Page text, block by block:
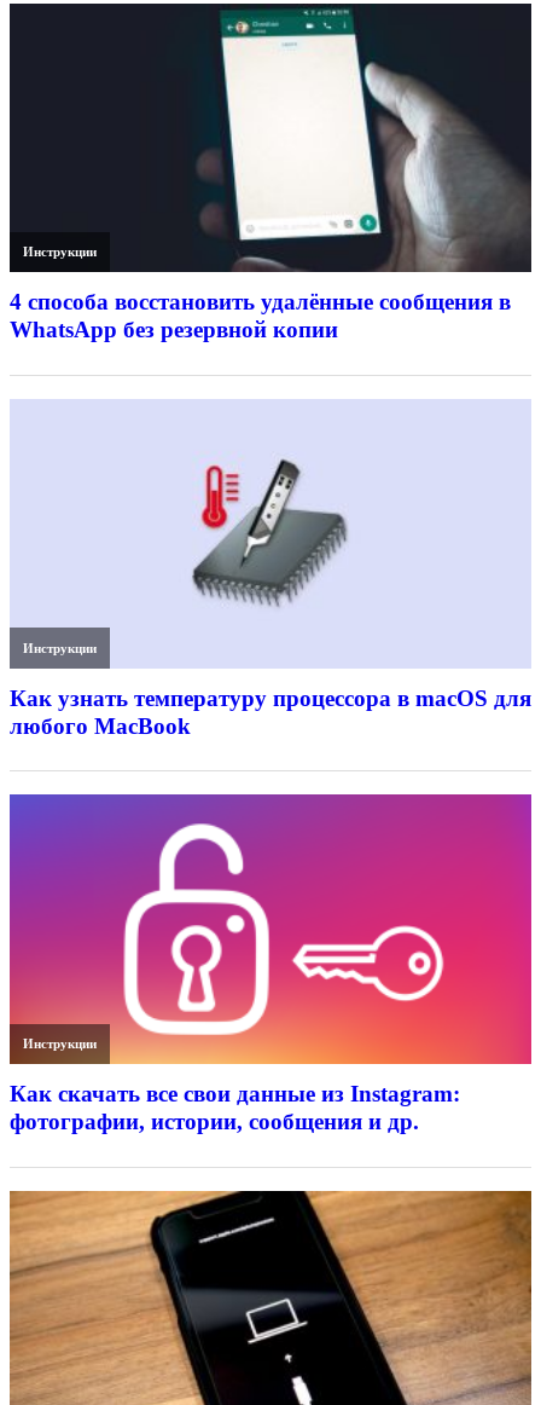
Инструкции
4 способа восстановить удалённые сообщения в
WhatsApp без резервной копии
Инструкции
Как узнать температуру процессора в macOS для
любого MacBook
Инструкции
Как скачать все свои данные из Instagram:
фотографии, истории, сообщения и др.